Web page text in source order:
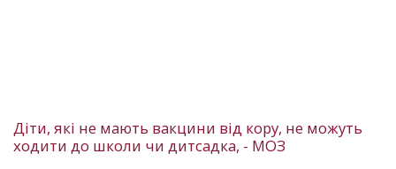
Діти, які не мають вакцини від кору, не можуть
ходити до школи чи дитсадка, - МОЗ